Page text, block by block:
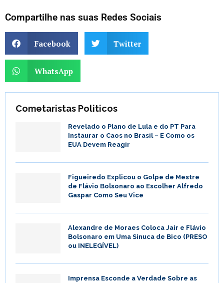
Compartilhe nas suas Redes Sociais
Facebook Twitter
WhatsApp
Cometaristas Politicos
Revelado o Plano de Lula e do PT Para
Instaurar o Caos no Brasil – E Como os
EUA Devem Reagir
Figueiredo Explicou o Golpe de Mestre
de Flávio Bolsonaro ao Escolher Alfredo
Gaspar Como Seu Vice
Alexandre de Moraes Coloca Jair e Flávio
Bolsonaro em Uma Sinuca de Bico (PRESO
ou INELEGÍVEL)
Imprensa Esconde a Verdade Sobre as